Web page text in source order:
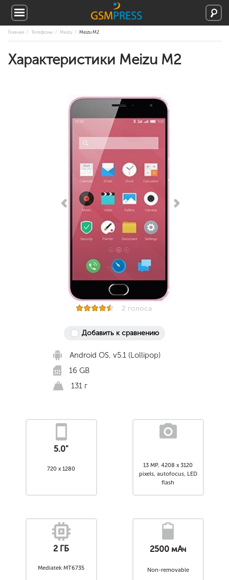
Главная Телефоны Meizu Meizu M2
Характеристики Meizu M2
2 голоса
Добавить к сравнению
Android OS, v5.1 (Lollipop)
16 GB
131 г
5.0"
720 x 1280
13 MP, 4208 x 3120
pixels, autofocus, LED
flash
2 ГБ
Mediatek MT6735
2500 мАч
Non-removable